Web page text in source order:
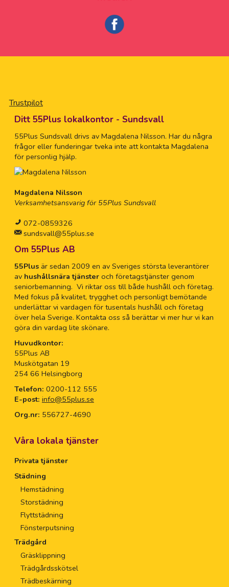
Trustpilot
Ditt 55Plus lokalkontor - Sundsvall
55Plus Sundsvall drivs av Magdalena Nilsson. Har du några
frågor eller funderingar tveka inte att kontakta Magdalena
för personlig hjälp.
Magdalena Nilsson
Verksamhetsansvarig för 55Plus Sundsvall
072-0859326
sundsvall@55plus.se
Om 55Plus AB
55Plusär sedan 2009 en av Sveriges största leverantörer
av hushållsnära tjänsteroch företagstjänster genom
seniorbemanning. Vi riktar oss till både hushåll och företag.
Med fokus på kvalitet, trygghet och personligt bemötande
underlättar vi vardagen för tusentals hushåll och företag
över hela Sverige. Kontakta oss så berättar vi mer hur vi kan
göra din vardag lite skönare.
Huvudkontor:
55Plus AB
Muskötgatan 19
254 66 Helsingborg
Telefon: 0200-112 555
E-post: info@55plus.se
Org.nr: 556727-4690
Våra lokala tjänster
Privata tjänster
Städning
Hemstädning
Storstädning
Flyttstädning
Fönsterputsning
Trädgård
Gräsklippning
Trädgårdsskötsel
Trädbeskärning